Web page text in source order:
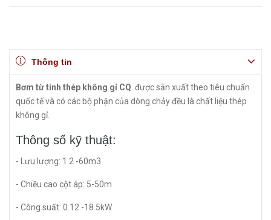
Thông tin
Bơm từ tính thép không gỉ CQ được sản xuất theo tiêu chuẩn
quốc tế và có các bộ phận của dòng chảy đều là chất liệu thép
không gỉ.
Thông số kỹ thuật:
- Lưu lượng: 1.2 -60m3
- Chiều cao cột áp: 5-50m
- Công suất: 0.12 -18.5kW